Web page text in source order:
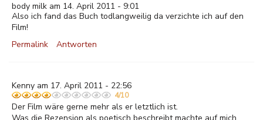
body milk am 14. April 2011 - 9:01
Also ich fand das Buch todlangweilig da verzichte ich auf den
Film!
Permalink
Antworten
Kenny am 17. April 2011 - 22:56
4/10
Der Film wäre gerne mehr als er letztlich ist.